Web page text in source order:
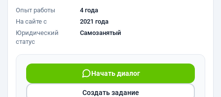
Опыт работы
4 года
На сайте с
2021 года
Юридический
статус
Самозанятый
Начать диалог
Создать задание